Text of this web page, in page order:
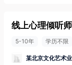
线上心理倾听师
5-10年 学历不限
某北京文化艺术